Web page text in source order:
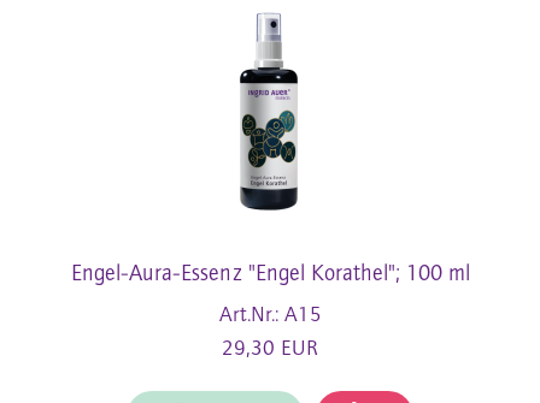
Engel-Aura-Essenz "Engel Korathel"; 100 ml
Art.Nr.: A15
29,30 EUR